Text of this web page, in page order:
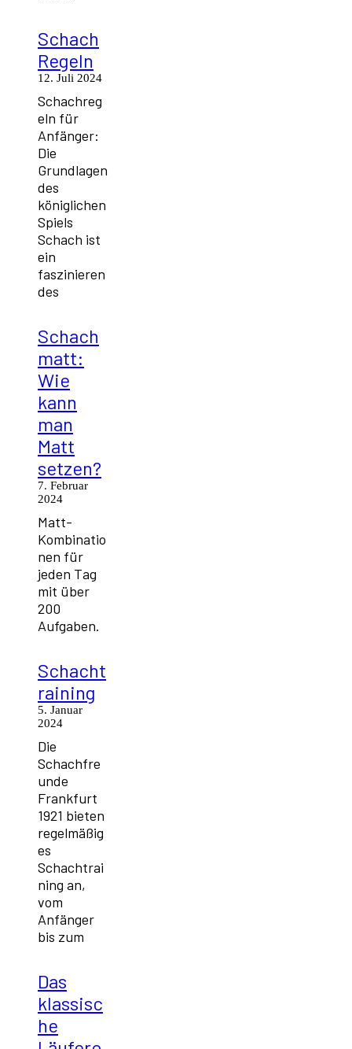
Schach
Regeln
12. Juli 2024
Schachreg
eln für
Anfänger:
Die
Grundlagen
des
königlichen
Spiels
Schach ist
ein
faszinieren
des
Schach
matt:
Wie
kann
man
Matt
setzen?
7. Februar
2024
Matt-
Kombinatio
nen für
jeden Tag
mit über
200
Aufgaben.
Schacht
raining
5. Januar
2024
Die
Schachfre
unde
Frankfurt
1921 bieten
regelmäßig
es
Schachtrai
ning an,
vom
Anfänger
bis zum
Das
klassisc
he